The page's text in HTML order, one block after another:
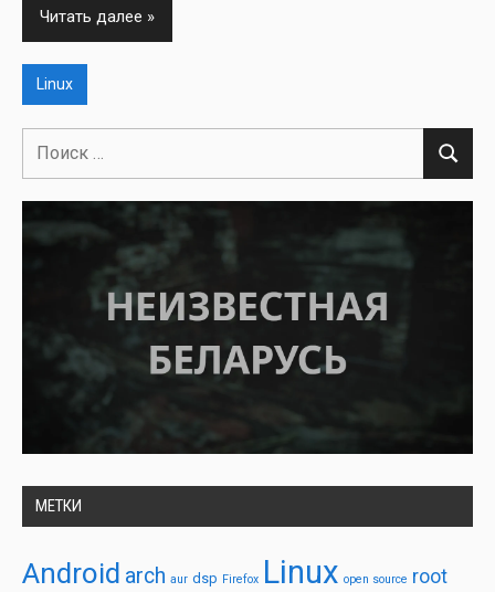
Читать далее
Linux
Поиск
Поиск
МЕТКИ
Android arch aur dsp Firefox Linux open source root